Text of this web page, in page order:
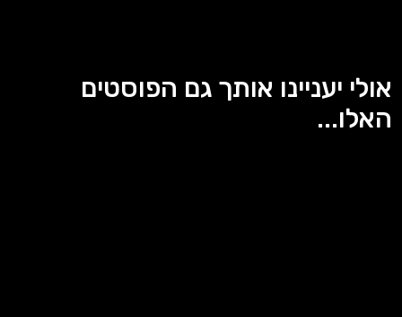
אולי יעניינו אותך גם הפוסטים
האלו...